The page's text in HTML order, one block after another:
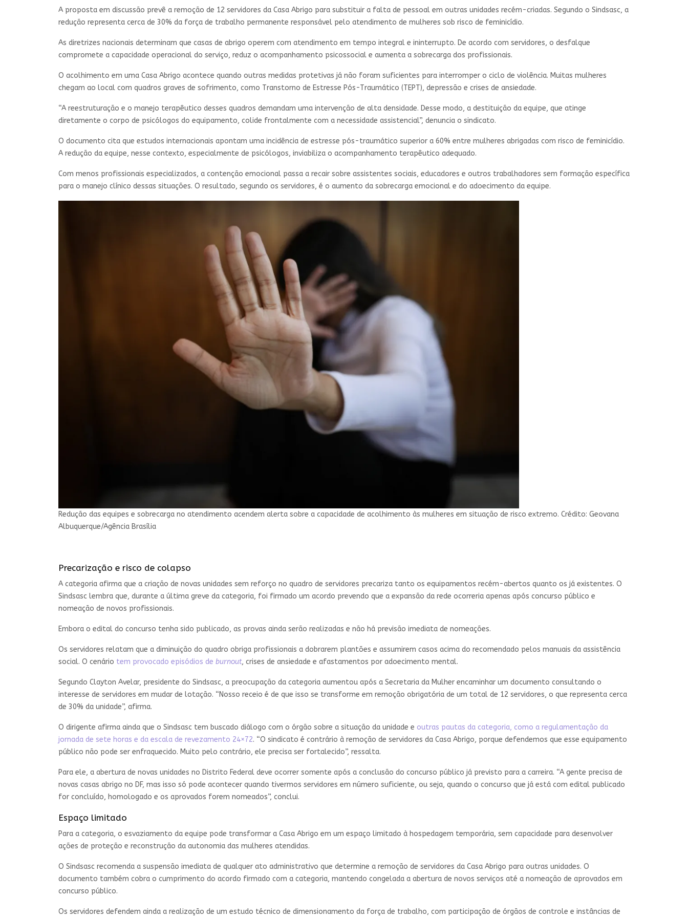
A proposta em discussão prevê a remoção de 12 servidores da Casa Abrigo para substituir a falta de pessoal em outras unidades recém-criadas. Segundo o Sindsasc, a
redução representa cerca de 30% da força de trabalho permanente responsável pelo atendimento de mulheres sob risco de feminicídio.
As diretrizes nacionais determinam que casas de abrigo operem com atendimento em tempo integral e ininterrupto. De acordo com servidores, o desfalque
compromete a capacidade operacional do serviço, reduz o acompanhamento psicossocial e aumenta a sobrecarga dos profissionais.
O acolhimento em uma Casa Abrigo acontece quando outras medidas protetivas já não foram suficientes para interromper o ciclo de violência. Muitas mulheres
chegam ao local com quadros graves de sofrimento, como Transtorno de Estresse Pós-Traumático (TEPT), depressão e crises de ansiedade.
“A reestruturação e o manejo terapêutico desses quadros demandam uma intervenção de alta densidade. Desse modo, a destituição da equipe, que atinge
diretamente o corpo de psicólogos do equipamento, colide frontalmente com a necessidade assistencial”, denuncia o sindicato.
O documento cita que estudos internacionais apontam uma incidência de estresse pós-traumático superior a 60% entre mulheres abrigadas com risco de feminicídio.
A redução da equipe, nesse contexto, especialmente de psicólogos, inviabiliza o acompanhamento terapêutico adequado.
Com menos profissionais especializados, a contenção emocional passa a recair sobre assistentes sociais, educadores e outros trabalhadores sem formação específica
para o manejo clínico dessas situações. O resultado, segundo os servidores, é o aumento da sobrecarga emocional e do adoecimento da equipe.
Redução das equipes e sobrecarga no atendimento acendem alerta sobre a capacidade de acolhimento às mulheres em situação de risco extremo. Crédito: Geovana
Albuquerque/Agência Brasília
Precarização e risco de colapso
A categoria afirma que a criação de novas unidades sem reforço no quadro de servidores precariza tanto os equipamentos recém-abertos quanto os já existentes. O
Sindsasc lembra que, durante a última greve da categoria, foi firmado um acordo prevendo que a expansão da rede ocorreria apenas após concurso público e
nomeação de novos profissionais.
Embora o edital do concurso tenha sido publicado, as provas ainda serão realizadas e não há previsão imediata de nomeações.
Os servidores relatam que a diminuição do quadro obriga profissionais a dobrarem plantões e assumirem casos acima do recomendado pelos manuais da assistência
social. O cenário tem provocado episódios de burnout, crises de ansiedade e afastamentos por adoecimento mental.
Segundo Clayton Avelar, presidente do Sindsasc, a preocupação da categoria aumentou após a Secretaria da Mulher encaminhar um documento consultando o
interesse de servidores em mudar de lotação. “Nosso receio é de que isso se transforme em remoção obrigatória de um total de 12 servidores, o que representa cerca
de 30% da unidade”, afirma.
O dirigente afirma ainda que o Sindsasc tem buscado diálogo com o órgão sobre a situação da unidade e outras pautas da categoria, como a regulamentação da
jornada de sete horas e da escala de revezamento 24×72. “O sindicato é contrário à remoção de servidores da Casa Abrigo, porque defendemos que esse equipamento
público não pode ser enfraquecido. Muito pelo contrário, ele precisa ser fortalecido”, ressalta.
Para ele, a abertura de novas unidades no Distrito Federal deve ocorrer somente após a conclusão do concurso público já previsto para a carreira. “A gente precisa de
novas casas abrigo no DF, mas isso só pode acontecer quando tivermos servidores em número suficiente, ou seja, quando o concurso que já está com edital publicado
for concluído, homologado e os aprovados forem nomeados”, conclui.
Espaço limitado
Para a categoria, o esvaziamento da equipe pode transformar a Casa Abrigo em um espaço limitado à hospedagem temporária, sem capacidade para desenvolver
ações de proteção e reconstrução da autonomia das mulheres atendidas.
O Sindsasc recomenda a suspensão imediata de qualquer ato administrativo que determine a remoção de servidores da Casa Abrigo para outras unidades. O
documento também cobra o cumprimento do acordo firmado com a categoria, mantendo congelada a abertura de novos serviços até a nomeação de aprovados em
concurso público.
Os servidores defendem ainda a realização de um estudo técnico de dimensionamento da força de trabalho, com participação de órgãos de controle e instâncias de